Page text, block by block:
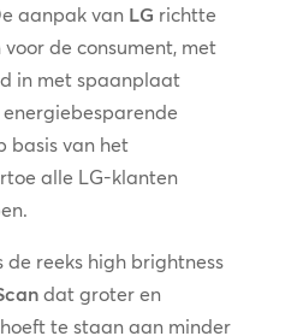
aanpak van LG richtte
de consument, met
in met spaanplaat
basis van het
alle LG-klanten
de reeks high brightness
dat groter en
te staan aan minder